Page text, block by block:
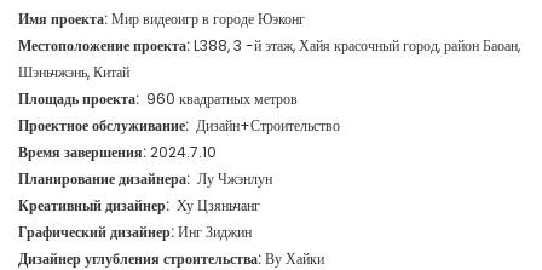
Имя проекта:Мир видеоигр в городе Юэконг
Местоположение проекта:L388, 3 -й этаж, Хайя красочный город, район Баоан,
Шэньчжэнь, Китай
Площадь проекта: 960 квадратных метров
Проектное обслуживание: Дизайн+Строительство
Время завершения:2024.7.10
Планирование дизайнера: Лу Чжэнлун
Креативный дизайнер: Ху Цзяньчанг
Графический дизайнер:Инг Зиджин
Дизайнер углубления строительства:Ву Хайки